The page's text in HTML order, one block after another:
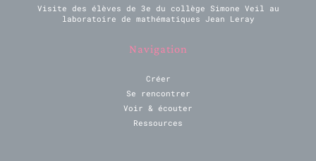
Visite des élèves de 3e du collège Simone Veil au
laboratoire de mathématiques Jean Leray
Navigation
Créer
Se rencontrer
Voir & écouter
Ressources